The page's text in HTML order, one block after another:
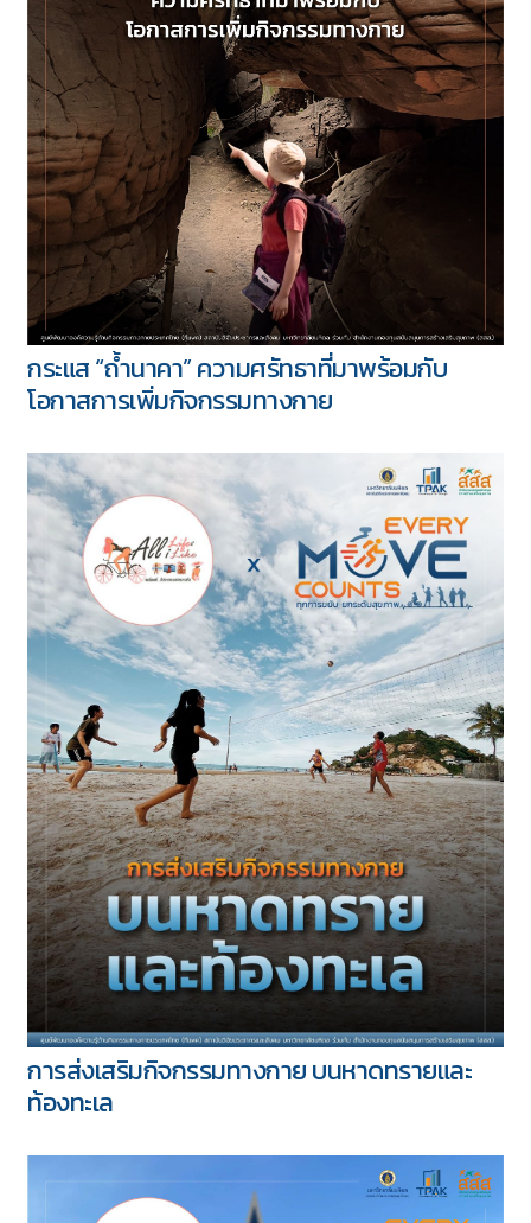
กระแส “ถ้ำนาคา” ความศรัทธาที่มาพร้อมกับ
โอกาสการเพิ่มกิจกรรมทางกาย
การส่งเสริมกิจกรรมทางกาย บนหาดทรายและ
ท้องทะเล